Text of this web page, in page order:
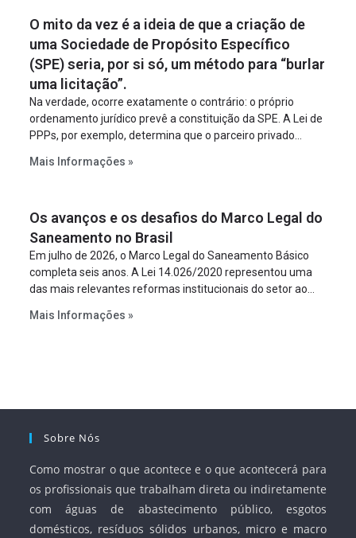
O mito da vez é a ideia de que a criação de
uma Sociedade de Propósito Específico
(SPE) seria, por si só, um método para “burlar
uma licitação”.
Na verdade, ocorre exatamente o contrário: o próprio
ordenamento jurídico prevê a constituição da SPE. A Lei de
PPPs, por exemplo, determina que o parceiro privado
empreendimento. Ou seja, a suposta “fraude à licitação” é
projeto a projeto.
Mais Informações »
Os avanços e os desafios do Marco Legal do
Saneamento no Brasil
Em julho de 2026, o Marco Legal do Saneamento Básico
completa seis anos. A Lei 14.026/2020 representou uma
das mais relevantes reformas institucionais do setor ao
serviços, ampliar a participação da iniciativa privada,
Mais Informações »
Sobre Nós
Como mostrar o que acontece e o que acontecerá para
os profissionais que trabalham direta ou indiretamente
com águas de abastecimento público, esgotos
domésticos, resíduos sólidos urbanos, micro e macro